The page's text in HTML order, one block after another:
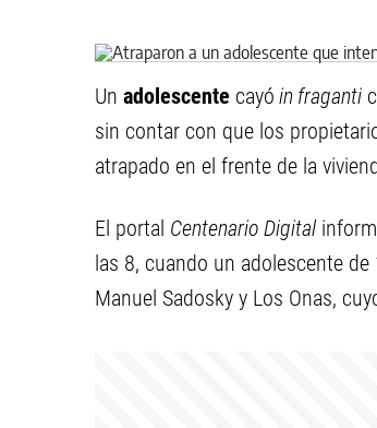
Un adolescente cayó in fraganti
sin contar con que los
atrapado en el frente de la
El portal Centenario Digital
las 8, cuando un adolescente
Manuel Sadosky y Los Onas,